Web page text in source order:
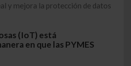
y mejora la protección de datos
(IoT) está
en que las PYMES